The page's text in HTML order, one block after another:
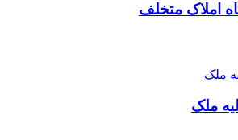
املاک متخلف
ملک